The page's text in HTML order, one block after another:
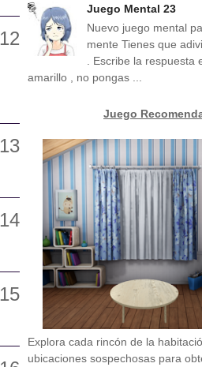
Juego Mental 23
Nuevo juego mental
mente Tienes que
. Escribe la respuesta
amarillo , no pongas ...
Juego
Explora cada rincón de la
ubicaciones sospechosas para